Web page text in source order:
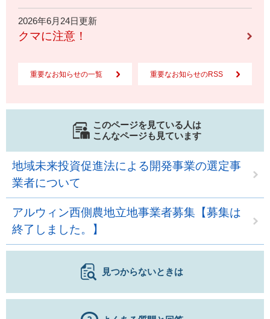
2026年6月24日更新
クマに注意！
重要なお知らせの一覧 重要なお知らせのRSS
このページを見ている人は
こんなページも見ています
地域未来投資促進法による開発事業の選定事
業者について
アルウィン西側農地立地事業者募集【募集は
終了しました。】
見つからないときは